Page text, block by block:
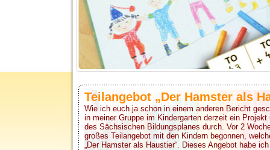
Teilangebot „Der Hamster als
Wie ich euch ja schon in einem anderen Bericht
in meiner Gruppe im Kindergarten derzeit ein
des Sächsischen Bildungsplanes durch. Vor 2
großes Teilangebot mit den Kindern begonnen,
„Der Hamster als Haustier“. Dieses Angebot habe